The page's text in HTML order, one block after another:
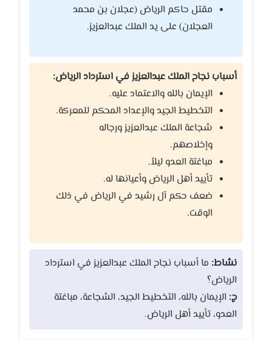
مقتل حاكم الرياض (عجلان بن محمد
العجلان) على يد الملك عبدالعزيز.
أسباب نجاح الملك عبدالعزيز في استرداد الرياض:
الإيمان بالله والاعتماد عليه.
التخطيط الجيد والإعداد المحكم للمعركة.
شجاعة الملك عبدالعزيز ورجاله
وإخلاصهم.
مباغتة العدو ليلاً.
تأييد أهل الرياض وأعيانها له.
ضعف حكم آل رشيد في الرياض في ذلك
الوقت.
نشاط: ما أسباب نجاح الملك عبدالعزيز في استرداد
الرياض؟
ج: الإيمان بالله، التخطيط الجيد، الشجاعة، مباغتة
العدو، تأييد أهل الرياض.